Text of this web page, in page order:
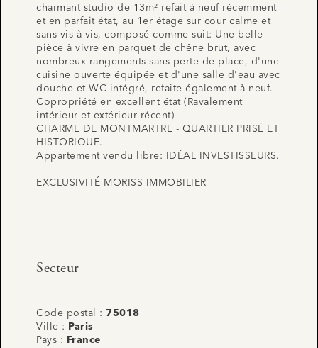
charmant studio de 13m² refait à neuf récemment
et en parfait état, au 1er étage sur cour calme et
sans vis à vis, composé comme suit: Une belle
pièce à vivre en parquet de chêne brut, avec
nombreux rangements sans perte de place, d'une
cuisine ouverte équipée et d'une salle d'eau avec
douche et WC intégré, refaite également à neuf.
Copropriété en excellent état (Ravalement
intérieur et extérieur récent)
CHARME DE MONTMARTRE - QUARTIER PRISÉ ET
HISTORIQUE.
Appartement vendu libre: IDÉAL INVESTISSEURS.
EXCLUSIVITÉ MORISS IMMOBILIER
Secteur
Code postal : 75018
Ville :
Paris
Pays :
France